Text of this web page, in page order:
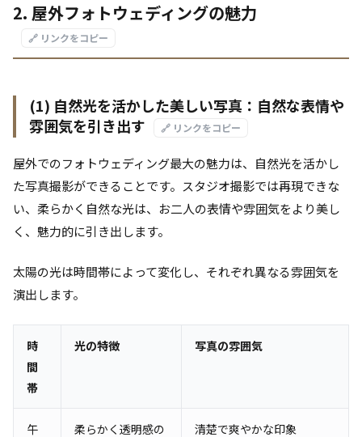
2. 屋外フォトウェディングの魅力
🔗 リンクをコピー
(1) 自然光を活かした美しい写真：自然な表情や
雰囲気を引き出す
🔗 リンクをコピー
屋外でのフォトウェディング最大の魅力は、自然光を活かし
た写真撮影ができることです。スタジオ撮影では再現できな
い、柔らかく自然な光は、お二人の表情や雰囲気をより美し
く、魅力的に引き出します。
太陽の光は時間帯によって変化し、それぞれ異なる雰囲気を
演出します。
時
間
帯
光の特徴 写真の雰囲気
午
柔らかく透明感の
清楚で爽やかな印象